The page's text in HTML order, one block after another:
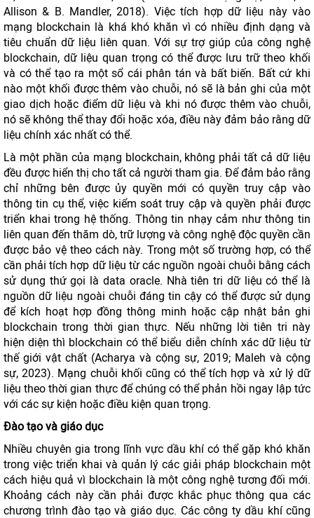
Allison & B. Mandler, 2018). Việc tích hợp dữ liệu này vào
mạng blockchain là khá khó khăn vì có nhiều định dạng và
tiêu chuẩn dữ liệu liên quan. Với sự trợ giúp của công nghệ
blockchain, dữ liệu quan trọng có thể được lưu trữ theo khối
và có thể tạo ra một sổ cái phân tán và bất biến. Bất cứ khi
nào một khối được thêm vào chuỗi, nó sẽ là bản ghi của một
giao dịch hoặc điểm dữ liệu và khi nó được thêm vào chuỗi,
nó sẽ không thể thay đổi hoặc xóa, điều này đảm bảo rằng dữ
liệu chính xác nhất có thể.
Là một phần của mạng blockchain, không phải tất cả dữ liệu
đều được hiển thị cho tất cả người tham gia. Để đảm bảo rằng
chỉ những bên được ủy quyền mới có quyền truy cập vào
thông tin cụ thể, việc kiểm soát truy cập và quyền phải được
triển khai trong hệ thống. Thông tin nhạy cảm như thông tin
liên quan đến thăm dò, trữ lượng và công nghệ độc quyền cần
được bảo vệ theo cách này. Trong một số trường hợp, có thể
cần phải tích hợp dữ liệu từ các nguồn ngoài chuỗi bằng cách
sử dụng thứ gọi là data oracle. Nhà tiên tri dữ liệu có thể là
nguồn dữ liệu ngoài chuỗi đáng tin cậy có thể được sử dụng
để kích hoạt hợp đồng thông minh hoặc cập nhật bản ghi
blockchain trong thời gian thực. Nếu những lời tiên tri này
hiện diện thì blockchain có thể biểu diễn chính xác dữ liệu từ
thế giới vật chất (Acharya và cộng sự, 2019; Maleh và cộng
sự, 2023). Mạng chuỗi khối cũng có thể tích hợp và xử lý dữ
liệu theo thời gian thực để chúng có thể phản hồi ngay lập tức
với các sự kiện hoặc điều kiện quan trọng.
Đào tạo và giáo dục
Nhiều chuyên gia trong lĩnh vực dầu khí có thể gặp khó khăn
trong việc triển khai và quản lý các giải pháp blockchain một
cách hiệu quả vì blockchain là một công nghệ tương đối mới.
Khoảng cách này cần phải được khắc phục thông qua các
chương trình đào tạo và giáo dục. Các công ty dầu khí cũng